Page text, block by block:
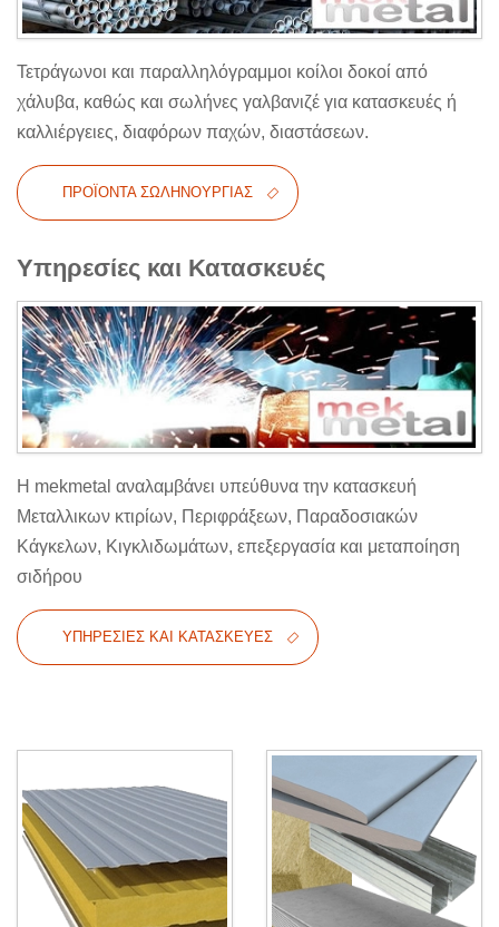
Τετράγωνοι και παραλληλόγραμμοι κοίλοι δοκοί από
χάλυβα, καθώς και σωλήνες γαλβανιζέ για κατασκευές ή
καλλιέργειες, διαφόρων παχών, διαστάσεων.
ΠΡΟΪΌΝΤΑ ΣΩΛΗΝΟΥΡΓΊΑΣ
Υπηρεσίες και Κατασκευές
Η mekmetal αναλαμβάνει υπεύθυνα την κατασκευή
Μεταλλικων κτιρίων, Περιφράξεων, Παραδοσιακών
Κάγκελων, Κιγκλιδωμάτων, επεξεργασία και μεταποίηση
σιδήρου
ΥΠΗΡΕΣΊΕΣ ΚΑΙ ΚΑΤΑΣΚΕΥΈΣ